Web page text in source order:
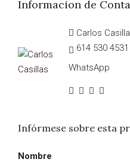
Informacion de
Carlos
614 530 4531
WhatsApp
Infórmese sobre esta
Nombre